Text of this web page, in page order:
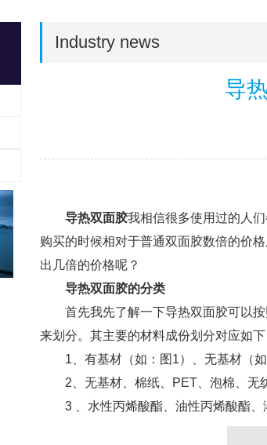
Industry news
导
导热双面胶我相信很多使用过的人
购买的时候相对于普通双面胶数倍的价
出几倍的价格呢？
导热双面胶的分类
首先我先了解一下导热双面胶可以
来划分。其主要的材料成份划分对应如下
1、有基材（如：图1）、无基材（如
2、无基材、棉纸、PET、泡棉、无
3 、水性丙烯酸酯、油性丙烯酸酯、